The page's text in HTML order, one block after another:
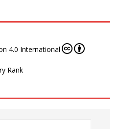
4.0 International